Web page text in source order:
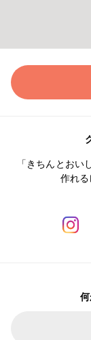
「きちんとお
作れる